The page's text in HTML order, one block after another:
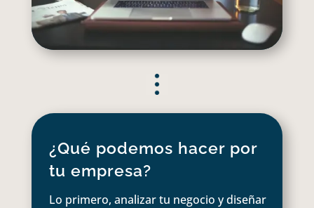
¿Qué podemos hacer por
tu empresa?
Lo primero, analizar tu negocio y diseñar